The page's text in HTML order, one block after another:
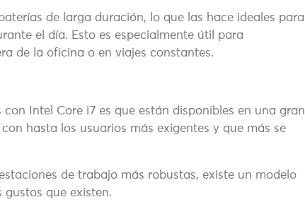
de larga duración, lo que las hace ideales para
el día. Esto es especialmente útil para
de la oficina o en viajes constantes.
Intel Core i7 es que están disponibles en una gran
hasta los usuarios más exigentes y que más se
de trabajo más robustas, existe un modelo
que existen.